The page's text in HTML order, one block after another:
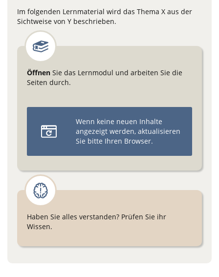
Im folgenden Lernmaterial wird das Thema X aus der
Sichtweise von Y beschrieben.
Öffnen Sie das Lernmodul und arbeiten Sie die
Seiten durch.
Wenn keine neuen Inhalte
angezeigt werden, aktualisieren
Sie bitte Ihren Browser.
Haben Sie alles verstanden? Prüfen Sie ihr
Wissen.